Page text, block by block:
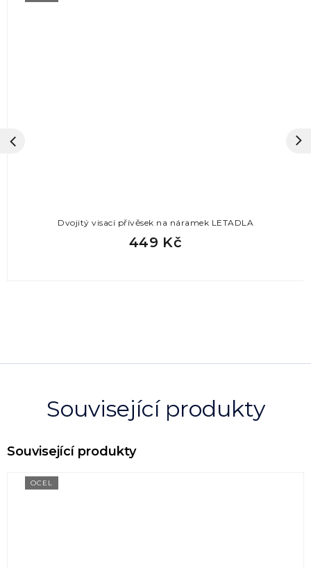
Související produkty
OCEL
Dvojitý visací přívěsek na náramek LETADLA
449 Kč